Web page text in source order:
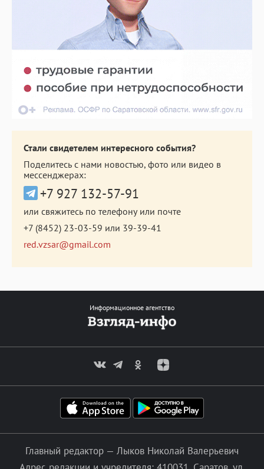
Стали свидетелем интересного события?
Поделитесь с нами новостью, фото или видео в
мессенджерах:
+7 927 132-57-91
или свяжитесь по телефону или почте
+7 (8452) 23-03-59 или 39-39-41
red.vzsar@gmail.com
Информационное агентство
Главный редактор — Лыков Николай Валерьевич